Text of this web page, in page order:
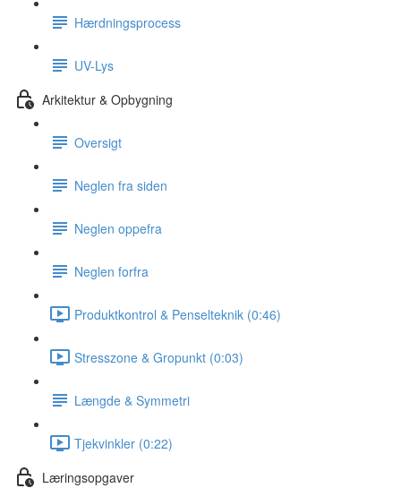
Hærdningsprocess
UV-Lys
Arkitektur & Opbygning
Oversigt
Neglen fra siden
Neglen oppefra
Neglen forfra
Produktkontrol & Penselteknik (0:46)
Stresszone & Gropunkt (0:03)
Længde & Symmetri
Tjekvinkler (0:22)
Læringsopgaver